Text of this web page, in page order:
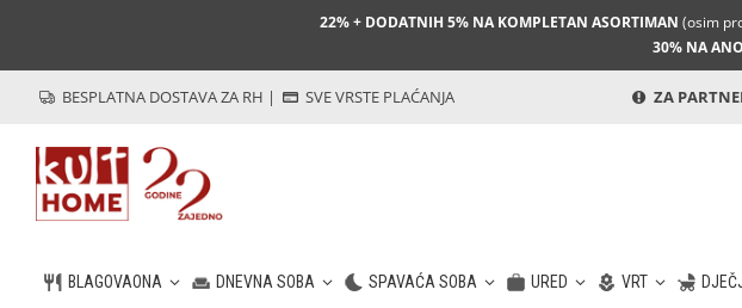
22% + DODATNIH 5% NA KOMPLETAN ASORTIMAN (osim
30% NA
BESPLATNA DOSTAVA ZA RH | SVE VRSTE PLAĆANJA ZA
BLAGOVAONA DNEVNA SOBA SPAVAĆA SOBA URED VRT